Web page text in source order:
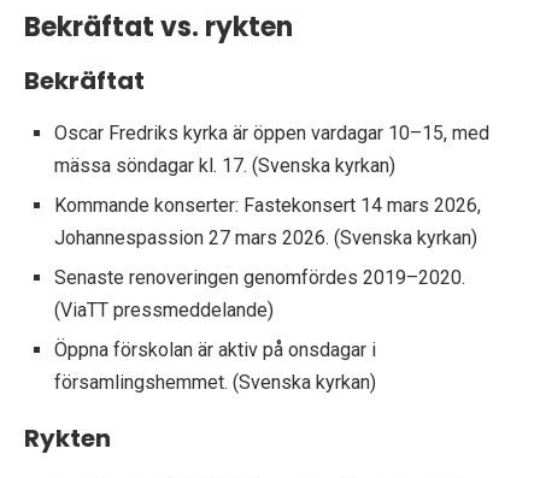
Bekräftat vs. rykten
Bekräftat
Oscar Fredriks kyrka är öppen vardagar 10–15, med
mässa söndagar kl. 17. (Svenska kyrkan)
Kommande konserter: Fastekonsert 14 mars 2026,
Johannespassion 27 mars 2026. (Svenska kyrkan)
Senaste renoveringen genomfördes 2019–2020.
(ViaTT pressmeddelande)
Öppna förskolan är aktiv på onsdagar i
församlingshemmet. (Svenska kyrkan)
Rykten